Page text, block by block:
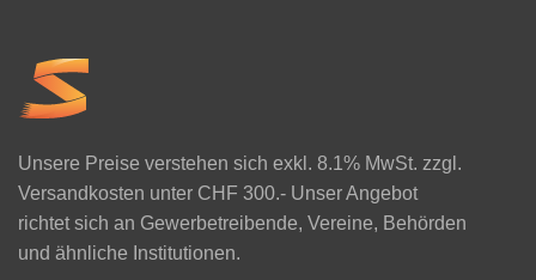
Unsere Preise verstehen sich exkl. 8.1% MwSt. zzgl.
Versandkosten unter CHF 300.- Unser Angebot
richtet sich an Gewerbetreibende, Vereine, Behörden
und ähnliche Institutionen.